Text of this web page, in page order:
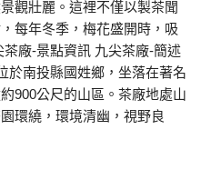
觀壯麗。這裡不僅以製茶聞
每年冬季，梅花盛開時，吸
廠-景點資訊 九尖茶廠-簡述
於南投縣國姓鄉，坐落在著名
900公尺的山區。茶廠地處山
環繞，環境清幽，視野良